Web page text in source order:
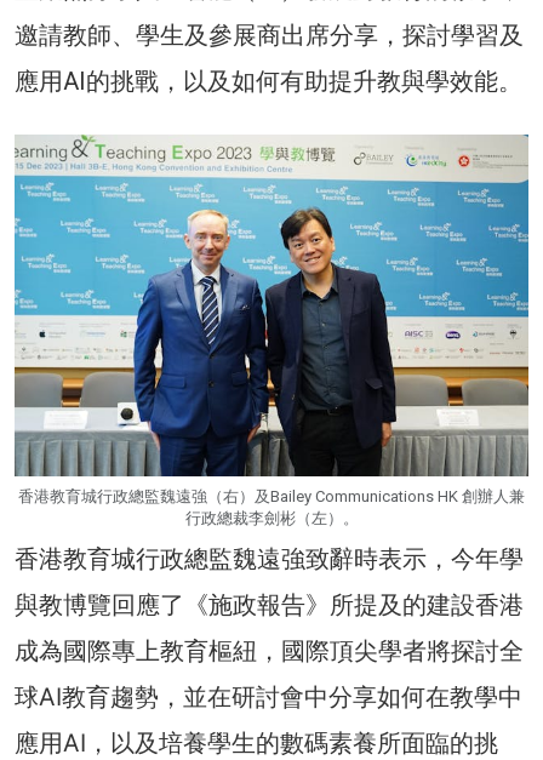
邀請教師、學生及參展商出席分享，探討學習及
應用AI的挑戰，以及如何有助提升教與學效能。
香港教育城行政總監魏遠強（右）及Bailey Communications HK 創辦人兼
行政總裁李劍彬（左）。
香港教育城行政總監魏遠強致辭時表示，今年學
與教博覽回應了《施政報告》所提及的建設香港
成為國際專上教育樞紐， 國際頂尖學者將探討全
球AI教育趨勢，並在研討會中分享如何在教學中
應用AI，以及培養學生的數碼素養所面臨的挑